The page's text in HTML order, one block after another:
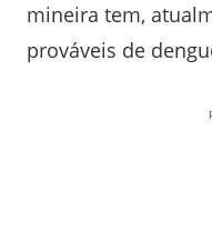
mineira tem,
prováveis de